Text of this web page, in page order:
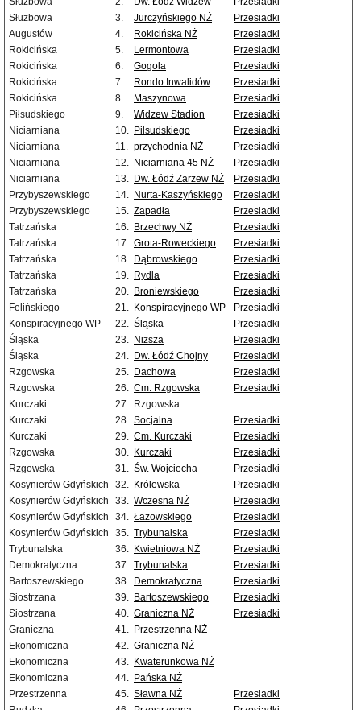
Służbowa
3. Jurczyńskiego NŻ
Przesiadki
Augustów
4. Rokicińska NŻ
Przesiadki
Rokicińska
5. Lermontowa
Przesiadki
Rokicińska
6. Gogola
Przesiadki
Rokicińska
7. Rondo Inwalidów
Przesiadki
Rokicińska
8. Maszynowa
Przesiadki
Piłsudskiego
9. Widzew Stadion
Przesiadki
Niciarniana
10. Piłsudskiego
Przesiadki
Niciarniana
11. przychodnia NŻ
Przesiadki
Niciarniana
12. Niciarniana 45 NŻ
Przesiadki
Niciarniana
13. Dw. Łódź Zarzew NŻ
Przesiadki
Przybyszewskiego
14. Nurta-Kaszyńskiego
Przesiadki
Przybyszewskiego
15. Zapadła
Przesiadki
Tatrzańska
16. Brzechwy NŻ
Przesiadki
Tatrzańska
17. Grota-Roweckiego
Przesiadki
Tatrzańska
18. Dąbrowskiego
Przesiadki
Tatrzańska
19. Rydla
Przesiadki
Tatrzańska
20. Broniewskiego
Przesiadki
Felińskiego
21. Konspiracyjnego WP
Przesiadki
Konspiracyjnego WP
22. Śląska
Przesiadki
Śląska
23. Niższa
Przesiadki
Śląska
24. Dw. Łódź Chojny
Przesiadki
Rzgowska
25. Dachowa
Przesiadki
Rzgowska
26. Cm. Rzgowska
Przesiadki
Kurczaki
27. Rzgowska
Kurczaki
28. Socjalna
Przesiadki
Kurczaki
29. Cm. Kurczaki
Przesiadki
Rzgowska
30. Kurczaki
Przesiadki
Rzgowska
31. Św. Wojciecha
Przesiadki
Kosynierów Gdyńskich
32. Królewska
Przesiadki
Kosynierów Gdyńskich
33. Wczesna NŻ
Przesiadki
Kosynierów Gdyńskich
34. Łazowskiego
Przesiadki
Kosynierów Gdyńskich
35. Trybunalska
Przesiadki
Trybunalska
36. Kwietniowa NŻ
Przesiadki
Demokratyczna
37. Trybunalska
Przesiadki
Bartoszewskiego
38. Demokratyczna
Przesiadki
Siostrzana
39. Bartoszewskiego
Przesiadki
Siostrzana
40. Graniczna NŻ
Przesiadki
Graniczna
41. Przestrzenna NŻ
Ekonomiczna
42. Graniczna NŻ
Ekonomiczna
43. Kwaterunkowa NŻ
Ekonomiczna
44. Pańska NŻ
Przestrzenna
45. Sławna NŻ
Przesiadki